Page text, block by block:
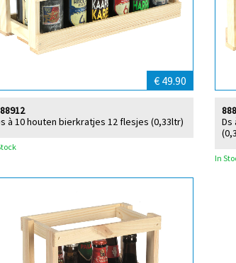
€ 49.90
à 10 houten bierkratjes 12 flesjes (0,33ltr)
Ds
In